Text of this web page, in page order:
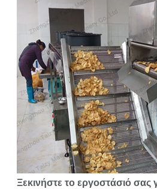
Ξεκινήστε το εργοστάσιό σας